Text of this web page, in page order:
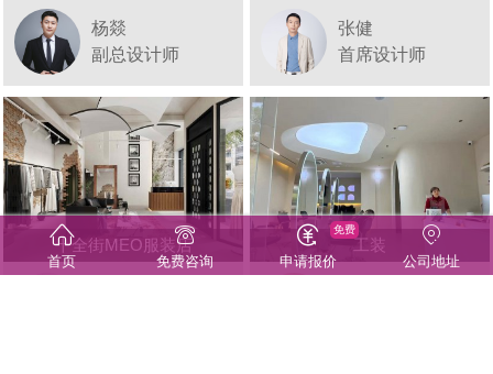
杨燚
副总设计师
张健
首席设计师
十全街MEO服装店 工装
首页 免费咨询 申请报价
免费
公司地址